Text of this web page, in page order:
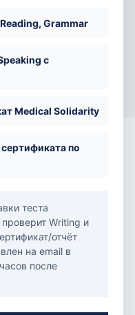
Grammar
с
Medical Solidarity
по
теста
Writing и
отчёт
на email в
после